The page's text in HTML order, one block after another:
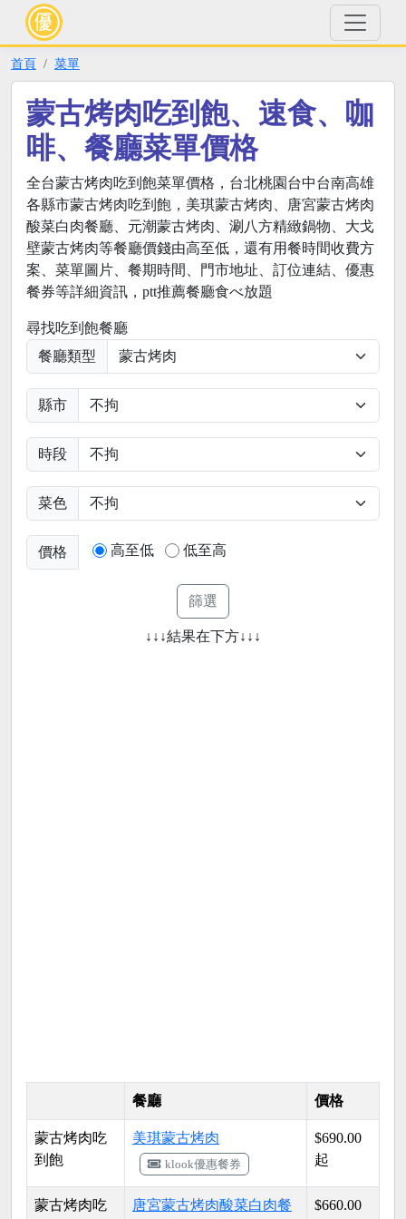
首頁 菜單
蒙古烤肉吃到飽、速食、咖
啡、餐廳菜單價格
全台蒙古烤肉吃到飽菜單價格，台北桃園台中台南高雄
各縣市蒙古烤肉吃到飽，美琪蒙古烤肉、唐宮蒙古烤肉
酸菜白肉餐廳、元潮蒙古烤肉、涮八方精緻鍋物、大戈
壁蒙古烤肉等餐廳價錢由高至低，還有用餐時間收費方
案、菜單圖片、餐期時間、門市地址、訂位連結、優惠
餐券等詳細資訊，ptt推薦餐廳食べ放題
尋找吃到飽餐廳
餐廳類型
縣市
時段
菜色
價格 高至低 低至高
↓↓↓結果在下方↓↓↓
餐廳 價格
蒙古烤肉吃
到飽
美琪蒙古烤肉
klook優惠餐券
$690.00
起
蒙古烤肉吃 唐宮蒙古烤肉酸菜白肉餐 $660.00